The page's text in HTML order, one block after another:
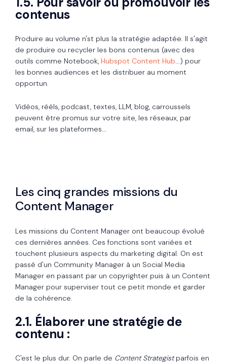
contenus
Produire au volume n'st plus la stratégie adaptée. Il s'agit
de produire ou recycler les bons contenus (avec des
outils comme Notebook, Hubspot Content Hub...) pour
les bonnes audiences et les distribuer au moment
opportun.
Vidéos, rééls, podcast, textes, LLM, blog, carroussels
peuvent être promus sur votre site, les réseaux, par
email, sur les plateformes...
Les cinq grandes missions du
Content Manager
Les missions du Content Manager ont beaucoup évolué
ces dernières années. Ces fonctions sont variées et
touchent plusieurs aspects du marketing digital. On est
passé d'un Community Manager à un Social Media
Manager en passant par un copyrighter puis à un Content
Manager pour superviser tout ce petit monde et garder
de la cohérence.
2.1. Élaborer une stratégie de
contenu :
C'est le plus dur. On parle de Content Strategistparfois en